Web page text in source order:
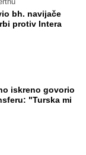
bh. navijače
protiv Intera
iskreno govorio
"Turska mi